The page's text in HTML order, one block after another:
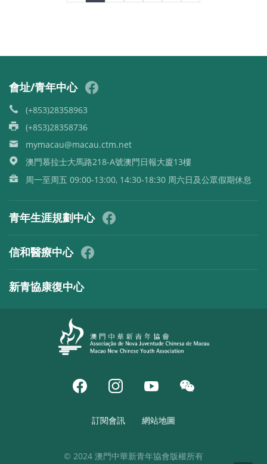
會址/青年中心
(+853)28358963
(+853)28358736
mymacau@macau.ctm.net
澳門慕拉士大馬路218-A號澳門日報大廈13樓
周一至周五 09:00-13:00, 14:30-18:30 周六日及公眾假期休息
青年生涯規劃中心
信和醫療中心
新青協康復中心
訂閱會訊 網站地圖
© 2024 澳門中華新青年協會版權所有